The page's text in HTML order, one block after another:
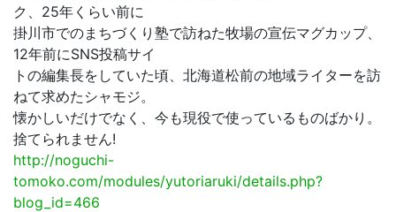
ク、25年くらい前に
掛川市でのまちづくり塾で訪ねた牧場の宣伝マグカップ、
12年前にSNS投稿サイ
トの編集長をしていた頃、北海道松前の地域ライターを訪
ねて求めたシャモジ。
懐かしいだけでなく、今も現役で使っているものばかり。
捨てられません!
http://noguchi-
tomoko.com/modules/yutoriaruki/details.php?
blog_id=466